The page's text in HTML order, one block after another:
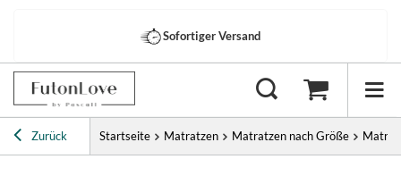
Sofortiger Versand
Zurück Startseite Matratzen Matratzen nach Größe